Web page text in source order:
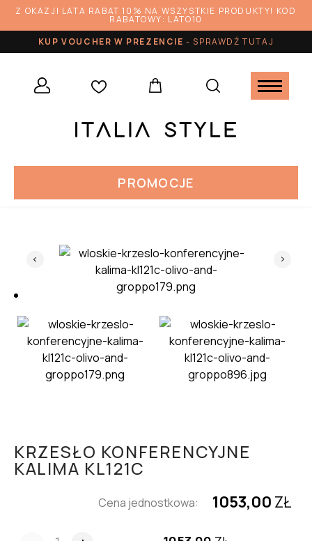
Z OKAZJI LATA RABAT 10% NA WSZYSTKIE PRODUKTY! KOD
RABATOWY: LATO10
KUP VOUCHER W PREZENCIE-SPRAWDŹ TUTAJ
PROMOCJE
KRZESŁO KONFERENCYJNE
KALIMA KL121C
Cena jednostkowa: 1053,00 ZŁ